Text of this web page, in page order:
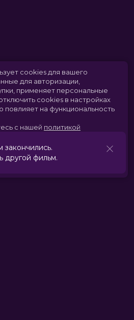
cookies для вашего
для авторизации,
применяет персональные
cookies в настройках
повлияет на функциональность
с нашей политикой
Принять